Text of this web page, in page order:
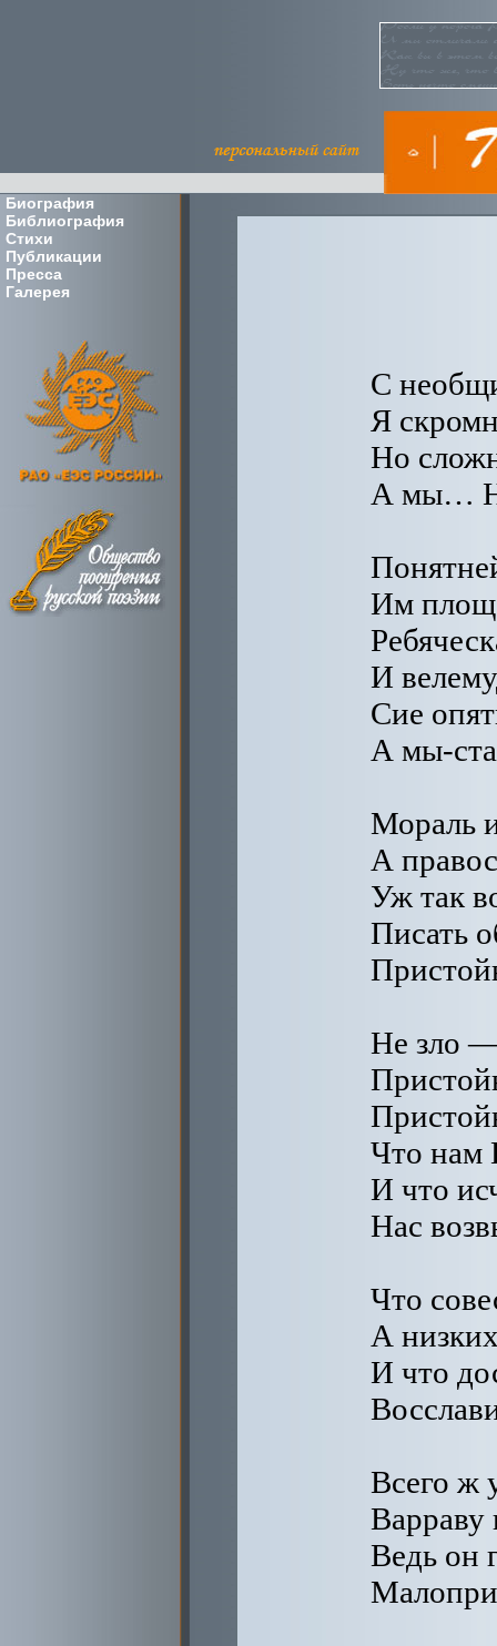
Биография
Библиография
Стихи
Публикации
Пресса
Галерея
С
Я
Но
А мы…
Им
И
Cие
А мы-
Мораль
А
Уж так
Писать
Не зло —
Что нам
И что
Нас
Что
А
И что
Всего ж
Варраву
Ведь он